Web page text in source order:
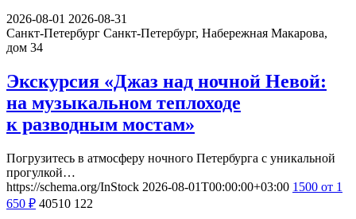
2026-08-01 2026-08-31
Санкт-Петербург Санкт-Петербург, Набережная Макарова,
дом 34
Экскурсия «Джаз над ночной Невой:
на музыкальном теплоходе
к разводным мостам»
Погрузитесь в атмосферу ночного Петербурга с уникальной
прогулкой…
https://schema.org/InStock 2026-08-01T00:00:00+03:00 1500 от 1
650 ₽ 40510 122